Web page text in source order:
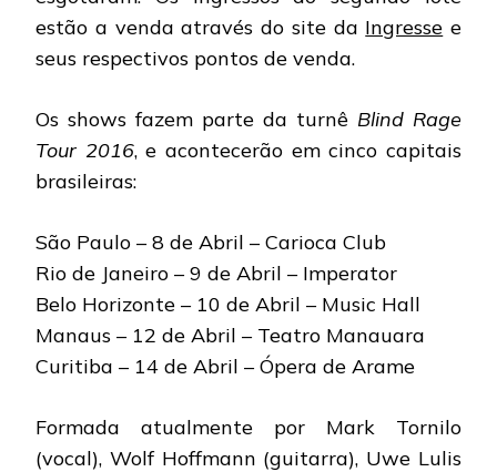
estão a venda através do site da Ingresse e
seus respectivos pontos de venda.
Os shows fazem parte da turnê Blind Rage
Tour 2016, e acontecerão em cinco capitais
brasileiras:
São Paulo – 8 de Abril – Carioca Club
Rio de Janeiro – 9 de Abril – Imperator
Belo Horizonte – 10 de Abril – Music Hall
Manaus – 12 de Abril – Teatro Manauara
Curitiba – 14 de Abril – Ópera de Arame
Formada atualmente por Mark Tornilo
(vocal), Wolf Hoffmann (guitarra), Uwe Lulis